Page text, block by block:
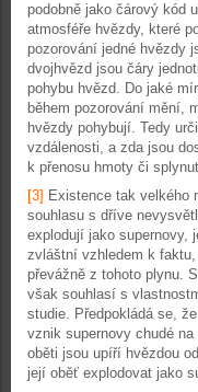
podobně jako čárový kód
atmosféře hvězdy, které
pozorování jedné hvězdy
dvojhvězd jsou čáry
pohybu hvězd. Do jaké
během pozorování mění,
hvězdy pohybují. Tedy
vzdálenosti, a zda jsou
k přenosu hmoty či
[3] Existence tak velkého
souhlasu s dříve
explodují jako supernovy,
zvláštní vzhledem k
převážně z tohoto plynu.
však souhlasí s
studie. Předpokládá se,
vznik supernovy chudé
oběti jsou upíří hvězdou
její oběť explodovat jako